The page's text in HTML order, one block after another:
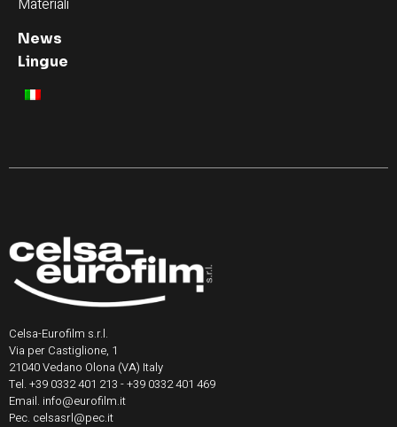
Materiali
News
Lingue
Celsa-Eurofilm s.r.l.
Via per Castiglione, 1
21040 Vedano Olona (VA) Italy
Tel. +39 0332 401 213 - +39 0332 401 469
Email. info@eurofilm.it
Pec. celsasrl@pec.it